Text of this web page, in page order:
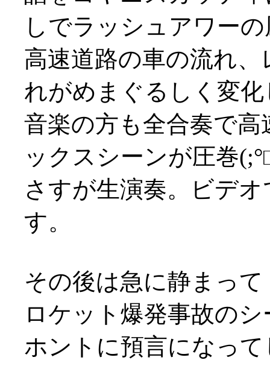
しでラッシュアワー
高速道路の車の流れ
れがめまぐるしく変化
音楽の方も全合奏で
ックスシーンが圧巻
さすが生演奏。ビデ
す。
その後は急に静まっ
ロケット爆発事故の
ホントに預言になっ